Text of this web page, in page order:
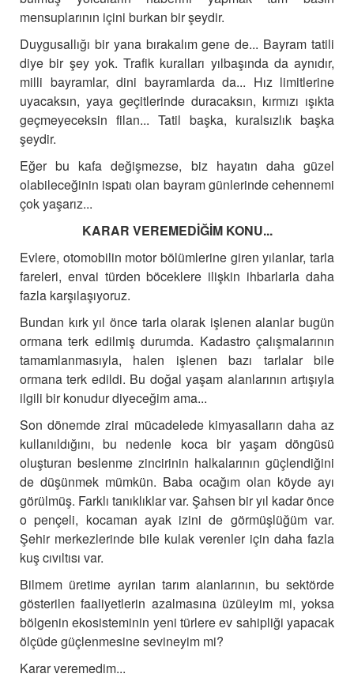
mensuplarının içini burkan bir şeydir.
Duygusallığı bir yana bırakalım gene de... Bayram tatili
diye bir şey yok. Trafik kuralları yılbaşında da aynıdır,
milli bayramlar, dini bayramlarda da... Hız limitlerine
uyacaksın, yaya geçitlerinde duracaksın, kırmızı ışıkta
geçmeyeceksin filan... Tatil başka, kuralsızlık başka
şeydir.
Eğer bu kafa değişmezse, biz hayatın daha güzel
olabileceğinin ispatı olan bayram günlerinde cehennemi
çok yaşarız...
KARAR VEREMEDİĞİM KONU...
Evlere, otomobilin motor bölümlerine giren yılanlar, tarla
fareleri, envai türden böceklere ilişkin ihbarlarla daha
fazla karşılaşıyoruz.
Bundan kırk yıl önce tarla olarak işlenen alanlar bugün
ormana terk edilmiş durumda. Kadastro çalışmalarının
tamamlanmasıyla, halen işlenen bazı tarlalar bile
ormana terk edildi. Bu doğal yaşam alanlarının artışıyla
ilgili bir konudur diyeceğim ama...
Son dönemde zirai mücadelede kimyasalların daha az
kullanıldığını, bu nedenle koca bir yaşam döngüsü
oluşturan beslenme zincirinin halkalarının güçlendiğini
de düşünmek mümkün. Baba ocağım olan köyde ayı
görülmüş. Farklı tanıklıklar var. Şahsen bir yıl kadar önce
o pençeli, kocaman ayak izini de görmüşlüğüm var.
Şehir merkezlerinde bile kulak verenler için daha fazla
kuş cıvıltısı var.
Bilmem üretime ayrılan tarım alanlarının, bu sektörde
gösterilen faaliyetlerin azalmasına üzüleyim mi, yoksa
bölgenin ekosisteminin yeni türlere ev sahipliği yapacak
ölçüde güçlenmesine sevineyim mi?
Karar veremedim...